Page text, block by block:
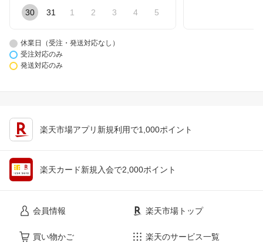
30 31 1 2 3 4 5
休業日（受注・発送対応なし）
受注対応のみ
発送対応のみ
楽天市場アプリ新規利用で1,000ポイント
楽天カード新規入会で2,000ポイント
会員情報
買い物かご
楽天市場トップ
楽天のサービス一覧